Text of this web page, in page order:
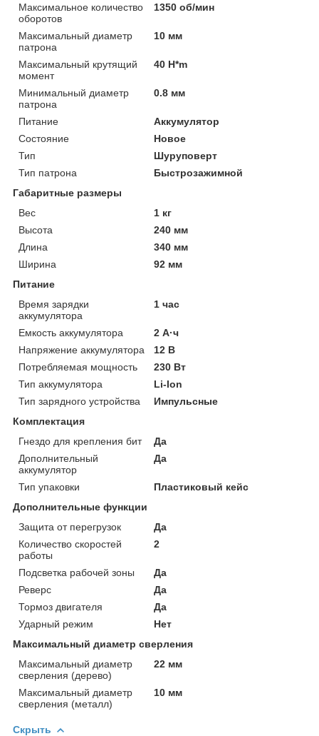
Максимальное количество
оборотов
1350 об/мин
Максимальный диаметр
патрона
10 мм
Максимальный крутящий
момент
40 H*m
Минимальный диаметр
патрона
0.8 мм
Питание
Аккумулятор
Состояние
Новое
Тип
Шуруповерт
Тип патрона
Быстрозажимной
Габаритные размеры
Вес
1 кг
Высота
240 мм
Длина
340 мм
Ширина
92 мм
Питание
Время зарядки
аккумулятора
1 час
Емкость аккумулятора
2 А·ч
Напряжение аккумулятора
12 В
Потребляемая мощность
230 Вт
Тип аккумулятора
Li-Ion
Тип зарядного устройства
Импульсные
Комплектация
Гнездо для крепления бит
Да
Дополнительный
аккумулятор
Да
Тип упаковки
Пластиковый кейс
Дополнительные функции
Защита от перегрузок
Да
Количество скоростей
работы
2
Подсветка рабочей зоны
Да
Реверс
Да
Тормоз двигателя
Да
Ударный режим
Нет
Максимальный диаметр сверления
Максимальный диаметр
сверления (дерево)
22 мм
Максимальный диаметр
сверления (металл)
10 мм
Скрыть